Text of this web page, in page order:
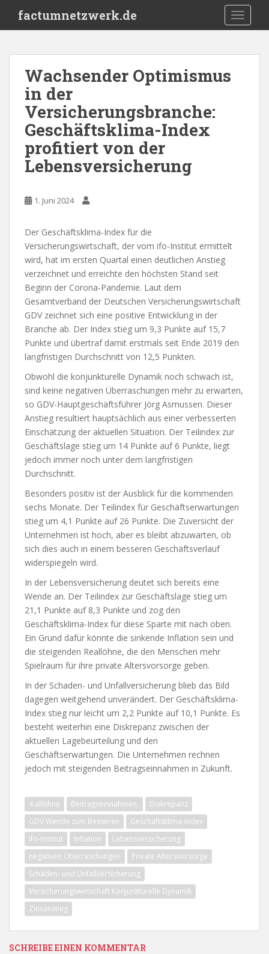
i
factumnetzwerk.de
Wachsender Optimismus
in der
Versicherungsbranche:
Geschäftsklima-Index
profitiert von der
Lebensversicherung
1. Juni 2024
Der Geschäftsklima-Index für die
Versicherungswirtschaft, der vom ifo-Institut ermittelt
wird, hat im ersten Quartal einen deutlichen Anstieg
verzeichnet und erreichte den höchsten Stand seit
Beginn der Corona-Pandemie. Laut dem
Gesamtverband der Deutschen Versicherungswirtschaft
GDV zeichnet sich eine positive Entwicklung in der
Branche ab. Der Index stieg um 9,3 Punkte auf 15,7
Punkte und übertraf damit erstmals seit Ende 2019 den
langfristigen Durchschnitt von 12,5 Punkten.
Obwohl die konjunkturelle Dynamik noch schwach ist,
sind keine negativen Überraschungen mehr zu erwarten,
so GDV-Hauptgeschäftsführer Jörg Asmussen. Dieser
Anstieg resultiert hauptsächlich aus einer verbesserten
Einschätzung der aktuellen Situation. Der Teilindex zur
Geschäftslage stieg um 14 Punkte auf 6 Punkte, liegt
jedoch immer noch unter dem langfristigen
Durchschnitt.
Besonders positiv ist der Ausblick für die kommenden
sechs Monate. Der Teilindex für Geschäftserwartungen
stieg um 4,1 Punkte auf 26 Punkte. Die Zuversicht der
Unternehmen ist hoch, aber es bleibt abzuwarten, ob
sich dies auch in einem besseren Geschäftsverlauf
widerspiegeln wird.
In der Lebensversicherung deutet sich bereits eine
Wende an. Der Teilindex zur Geschäftslage stieg um
21,1 Punkte auf 8,3 Punkte und zog den
Geschäftsklima-Index für diese Sparte mit nach oben.
Ein Grund dafür könnte die sinkende Inflation sein und
die steigenden Reallöhne, die den Menschen mehr
Spielraum für ihre private Altersvorsorge geben.
In der Schaden- und Unfallversicherung blieb das Bild
dagegen weitgehend unverändert. Der Geschäftsklima-
Index stieg nur leicht um 2,2 Punkte auf 10,1 Punkte. Es
besteht weiterhin eine Diskrepanz zwischen der
aktuellen Lagebeurteilung und den
Geschäftserwartungen. Die Unternehmen rechnen
jedoch mit steigenden Beitragseinnahmen in Zukunft.
4.allöhne Beitragseinnahmen.
Diskrepanz
GDV Wende zum Besseren
Geschäftsklima-Index
ifo-Institut
Inflation
Lebensversicherung
negativen Überraschungen
Private Altersvorsorge
Schaden- und Unfallversicherung
Versicherungswirtschaft Konjunkturelle Dynamik
Zinsanstieg
SCHREIBE EINEN KOMMENTAR